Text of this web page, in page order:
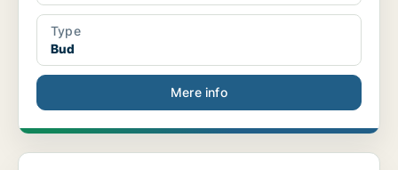
Type
Bud
Mere info
Vil du som sekretær være med fra start, når Psykia...